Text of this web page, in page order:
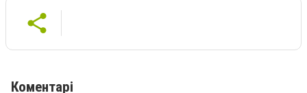
Коментарі